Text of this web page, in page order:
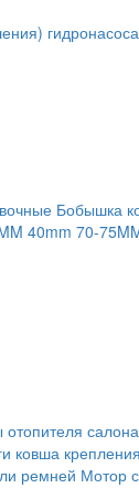
гидронасоса
Бобышка
40mm 70-
салона
ковша
ремней Мотор